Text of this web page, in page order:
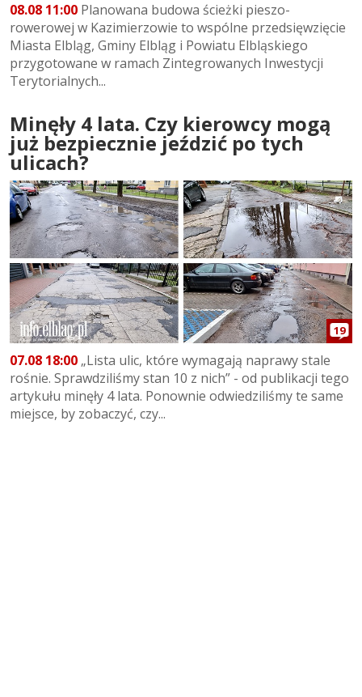
08.08 11:00 Planowana budowa ścieżki pieszo-
rowerowej w Kazimierzowie to wspólne przedsięwzięcie
Miasta Elbląg, Gminy Elbląg i Powiatu Elbląskiego
przygotowane w ramach Zintegrowanych Inwestycji
Terytorialnych...
Minęły 4 lata. Czy kierowcy mogą
już bezpiecznie jeździć po tych
ulicach?
19
07.08 18:00 „Lista ulic, które wymagają naprawy stale
rośnie. Sprawdziliśmy stan 10 z nich” - od publikacji tego
artykułu minęły 4 lata. Ponownie odwiedziliśmy te same
miejsce, by zobaczyć, czy...